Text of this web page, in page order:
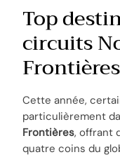
Top
circuits
Cette année,
particulièrement
Frontières, offrant
quatre coins du